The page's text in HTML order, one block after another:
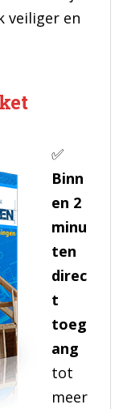
veiliger en
✅
Binn
en 2
minu
ten
direc
t
toeg
ang
tot
meer